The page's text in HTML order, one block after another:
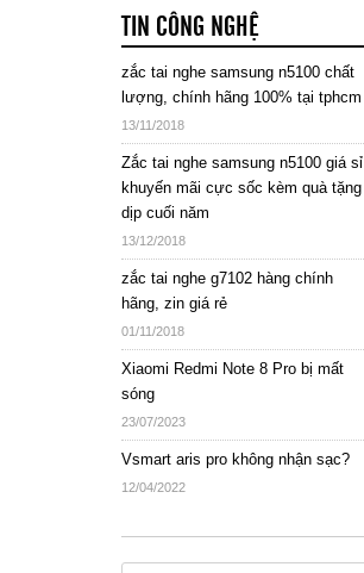
TIN CÔNG NGHỆ
zắc tai nghe samsung n5100 chất
lượng, chính hãng 100% tại tphcm
13/11/2018
Zắc tai nghe samsung n5100 giá sỉ
khuyến mãi cực sốc kèm quà tặng
dịp cuối năm
13/12/2018
zắc tai nghe g7102 hàng chính
hãng, zin giá rẻ
01/11/2018
Xiaomi Redmi Note 8 Pro bị mất
sóng
23/07/2023
Vsmart aris pro không nhận sạc?
12/04/2022